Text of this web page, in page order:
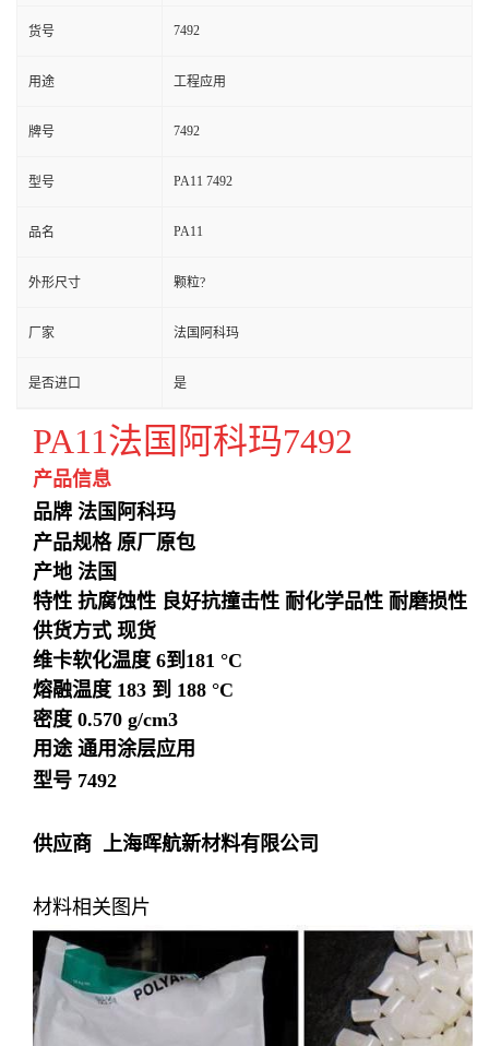
货号 7492
用途 工程应用
牌号 7492
型号 PA11 7492
品名 PA11
外形尺寸 颗粒?
厂家 法国阿科玛
是否进口 是
PA11法国阿科玛7492
产品信息
品牌 法国阿科玛
产品规格 原厂原包
产地 法国
特性 抗腐蚀性 良好抗撞击性 耐化学品性 耐磨损性
供货方式 现货
维卡软化温度 6到181 °C
熔融温度 183 到 188 °C
密度 0.570 g/cm3
用途 通用涂层应用
型号 7492
供应商 上海晖航新材料有限公司
材料相关图片